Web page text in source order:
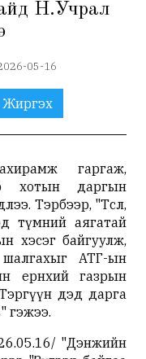
Н.Учрал
05-16
Жиргэх
гаргаж,
хотын даргын
Тэрбээр, "Төсөл,
түмний аягатай
хэсэг байгуулж,
шалгахыг АТГ-ын
ерөнхий газрын
дэд дарга
гэжээ.
"Дэнжийн